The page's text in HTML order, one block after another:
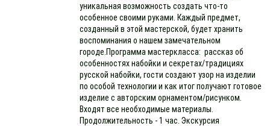
уникальная возможность создать что-то
особенное своими руками. Каждый предмет,
созданный в этой мастерской, будет хранить
воспоминания о нашем замечательном
городе.Программа мастеркласса: рассказ об
особенностях набойки и секретах/традициях
русской набойки, гости создают узор на изделии
по особой технологии и как итог получают готовое
изделие с авторским орнаментом/рисунком.
Входят все необходимые материалы.
Продолжительность - 1 час. Экскурсия